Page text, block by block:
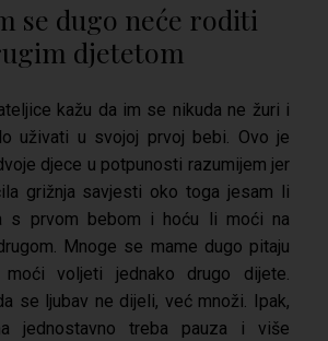
se dugo neće roditi
djetetom
kažu da im se nikuda ne žuri i
uživati u svojoj prvoj bebi. Ovo je
djece u potpunosti razumijem jer
grižnja savjesti oko toga jesam li
s prvom bebom i hoću li moći na
Mnoge se mame dugo pitaju
voljeti jednako drugo dijete.
se ljubav ne dijeli, već množi. Ipak,
jednostavno treba pauza i više